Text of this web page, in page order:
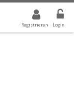
Registrieren Login
IST ALLE